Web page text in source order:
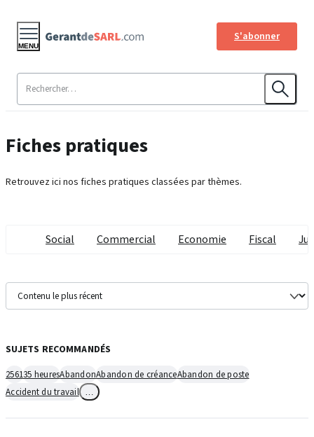
S'abonner
MENU
Fiches pratiques
Retrouvez ici nos fiches pratiques classées par thèmes.
Social Commercial Economie Fiscal
SUJETS RECOMMANDÉS
256135 heuresAbandonAbandon de créanceAbandon de poste
Accident du travail